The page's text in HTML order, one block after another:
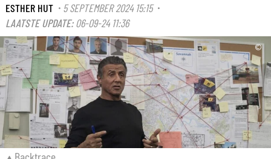
ESTHER HUT · 5 SEPTEMBER 2024 15:15·
LAATSTE UPDATE: 06-09-24 11:36
©